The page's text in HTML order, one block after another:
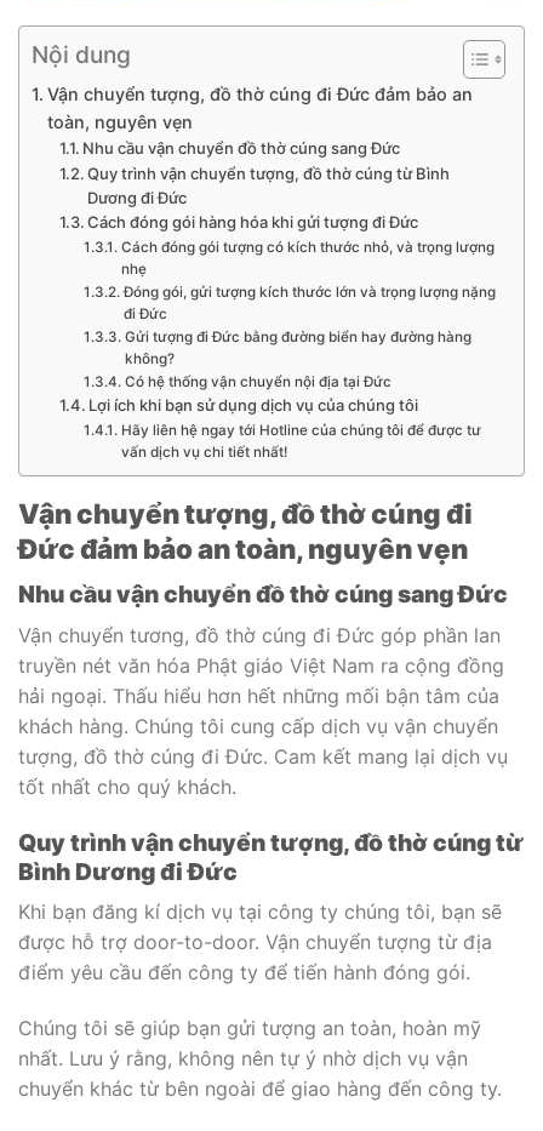
Nội dung
Vận chuyển tượng, đồ thờ cúng đi Đức đảm bảo an
toàn, nguyên vẹn
Nhu cầu vận chuyển đồ thờ cúng sang Đức
Quy trình vận chuyển tượng, đồ thờ cúng từ Bình
Dương đi Đức
Cách đóng gói hàng hóa khi gửi tượng đi Đức
Cách đóng gói tượng có kích thước nhỏ, và trọng lượng
nhẹ
Đóng gói, gửi tượng kích thước lớn và trọng lượng nặng
đi Đức
Gửi tượng đi Đức bằng đường biển hay đường hàng
không?
Có hệ thống vận chuyển nội địa tại Đức
Lợi ích khi bạn sử dụng dịch vụ của chúng tôi
Hãy liên hệ ngay tới Hotline của chúng tôi để được tư
vấn dịch vụ chi tiết nhất!
Vận chuyển tượng, đồ thờ cúng đi
Đức đảm bảo an toàn, nguyên vẹn
Nhu cầu vận chuyển đồ thờ cúng sang Đức
Vận chuyển tương, đồ thờ cúng đi Đức góp phần lan
truyền nét văn hóa Phật giáo Việt Nam ra cộng đồng
hải ngoại. Thấu hiểu hơn hết những mối bận tâm của
khách hàng. Chúng tôi cung cấp dịch vụ vận chuyển
tượng, đồ thờ cúng đi Đức. Cam kết mang lại dịch vụ
tốt nhất cho quý khách.
Quy trình vận chuyển tượng, đồ thờ cúng từ
Bình Dương đi Đức
Khi bạn đăng kí dịch vụ tại công ty chúng tôi, bạn sẽ
được hỗ trợ door-to-door. Vận chuyển tượng từ địa
điểm yêu cầu đến công ty để tiến hành đóng gói.
Chúng tôi sẽ giúp bạn gửi tượng an toàn, hoàn mỹ
nhất. Lưu ý rằng, không nên tự ý nhờ dịch vụ vận
chuyển khác từ bên ngoài để giao hàng đến công ty.